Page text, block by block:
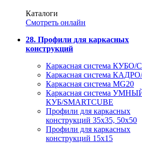
Каталоги
Смотреть онлайн
28. Профили для каркасных
конструкций
Каркасная система КУБО/
Каркасная система
Каркасная система MG20
Каркасная система
КУБ/SMARTCUBE
Профили для каркасных
конструкций 35x35, 50x50
Профили для каркасных
конструкций 15х15